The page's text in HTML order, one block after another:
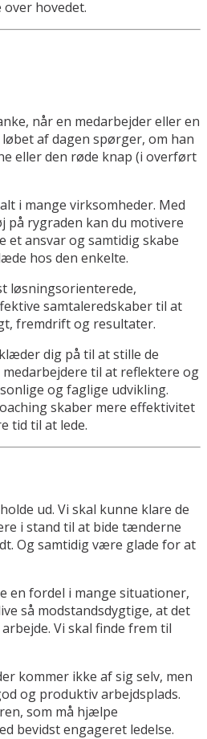
hovedet.
når en medarbejder eller en
af dagen spørger, om han
eller den røde knap (i overført
i mange virksomheder. Med
rygraden kan du motivere
et ansvar og samtidig skabe
hos den enkelte.
løsningsorienterede,
samtaleredskaber til at
fremdrift og resultater.
dig på til at stille de
til at reflektere og
og faglige udvikling.
skaber mere effektivitet
tid til at lede.
ud. Vi skal kunne klare de
i stand til at bide tænderne
Og samtidig være glade for at
en fordel i mange situationer,
så modstandsdygtige, at det
Vi skal finde frem til
kommer ikke af sig selv, men
og produktiv arbejdsplads.
som må hjælpe
bevidst engageret ledelse.